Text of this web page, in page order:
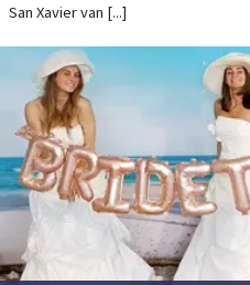
San Xavier van [...]